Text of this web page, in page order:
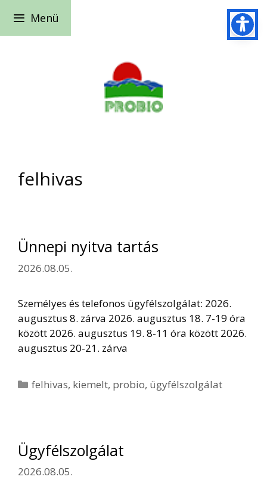
tartalomba
Menü
felhivas
Ünnepi nyitva tartás
2026.08.05.
Személyes és telefonos ügyfélszolgálat: 2026.
augusztus 8. zárva 2026. augusztus 18. 7-19 óra
között 2026. augusztus 19. 8-11 óra között 2026.
augusztus 20-21. zárva
Kategória
felhivas, kiemelt, probio, ügyfélszolgálat
Ügyfélszolgálat
2026.08.05.